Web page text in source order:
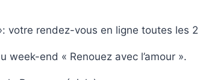
votre rendez-vous en ligne toutes
end « Renouez avec l’amour ».